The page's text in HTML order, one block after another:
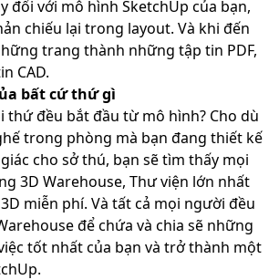
đổi với mô hình SketchUp của bạn,
chiếu lại trong layout. Và khi đến
trang thành những tập tin PDF,
CAD.
bất cứ thứ gì
thứ đều bắt đầu từ mô hình? Cho dù
trong phòng mà bạn đang thiết kế
cho sở thú, bạn sẽ tìm thấy mọi
3D Warehouse, Thư viện lớn nhất
miễn phí. Và tất cả mọi người đều
để chứa và chia sẽ những
tốt nhất của bạn và trở thành một